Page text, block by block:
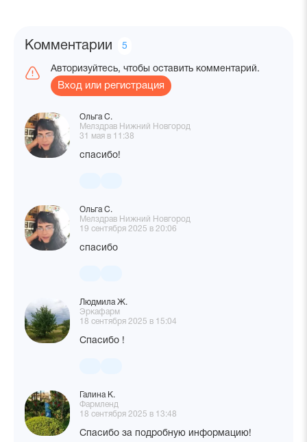
Комментарии
Количество
5
Авторизуйтесь, чтобы оставить комментарий.
Вход или регистрация
Ольга С.
Мелздрав Нижний Новгород
31 мая в 11:38
спасибо!
Ольга С.
Мелздрав Нижний Новгород
19 сентября 2025 в 20:06
спасибо
Людмила Ж.
Эркафарм
18 сентября 2025 в 15:04
Спасибо !
Галина К.
Фармленд
18 сентября 2025 в 13:48
Спасибо за подробную информацию!